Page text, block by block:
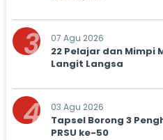
3 07 Agu 2026
22 Pelajar dan Mimpi
Langit Langsa
4 03 Agu 2026
Tapsel Borong 3
PRSU ke-50